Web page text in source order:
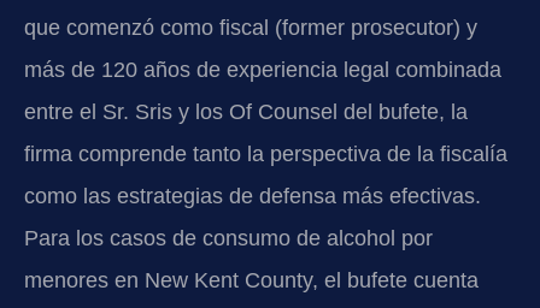
que comenzó como fiscal (former prosecutor) y
más de 120 años de experiencia legal combinada
entre el Sr. Sris y los Of Counsel del bufete, la
firma comprende tanto la perspectiva de la fiscalía
como las estrategias de defensa más efectivas.
Para los casos de consumo de alcohol por
menores en New Kent County, el bufete cuenta